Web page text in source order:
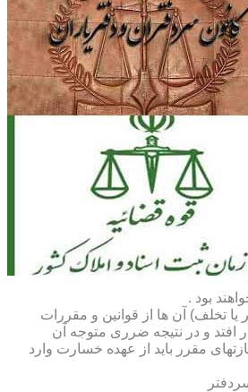
بود .
یا تخلف) آن ها از قوانین و مقررات
افتد و در نتیجه ضرری متوجه آن
مقرر باید از عهده خسارت وارد